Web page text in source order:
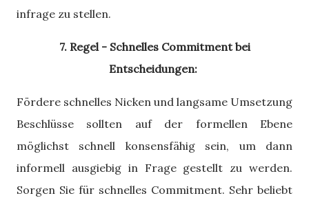
infrage zu stellen.
7. Regel - Schnelles Commitment bei
Entscheidungen:
Fördere schnelles Nicken und langsame Umsetzung
Beschlüsse sollten auf der formellen Ebene
möglichst schnell konsensfähig sein, um dann
informell ausgiebig in Frage gestellt zu werden.
Sorgen Sie für schnelles Commitment. Sehr beliebt